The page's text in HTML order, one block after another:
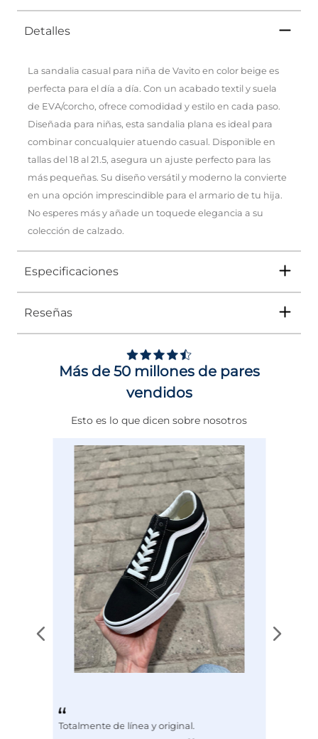
Detalles
La sandalia casual para niña de Vavito en color beige es
perfecta para el día a día. Con un acabado textil y suela
de EVA/corcho, ofrece comodidad y estilo en cada paso.
Diseñada para niñas, esta sandalia plana es ideal para
combinar concualquier atuendo casual. Disponible en
tallas del 18 al 21.5, asegura un ajuste perfecto para las
más pequeñas. Su diseño versátil y moderno la convierte
en una opción imprescindible para el armario de tu hija.
No esperes más y añade un toquede elegancia a su
colección de calzado.
Especificaciones
Tipo
Género Niña
DE 0 A 4 cms
NORMAL
BEIGE
Reseñas
Más de 50 millones de pares
vendidos
Esto es lo que dicen sobre nosotros
Totalmente de línea y original.